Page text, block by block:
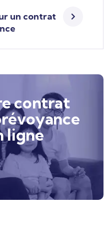
un contrat
contrat
ligne